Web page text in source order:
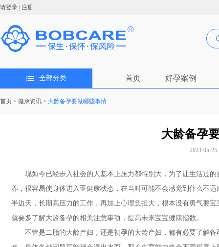
请登录 | 注册
全部分类 首页 好孕案例
首页 > 健康资讯 > 大龄备孕要做哪些事情
大龄备孕
2023-05-25
现如今已经步入社会的人基本上压力都特别大，为了让生活过的
养，很容易使身体进入亚健康状态，在当时可能不会感觉到什么不
半边天，长期高压力的工作，再加上心理负担大，根本没有勇气要
就要多了解大龄备孕的相关注意事项，提高未来宝宝健康指数。
不管是二胎的大龄产妇，还是初孕的大龄产妇，都有必要了解备